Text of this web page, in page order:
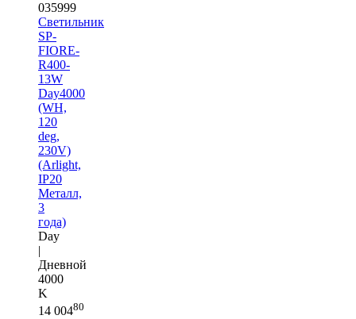
035999
Светильник
SP-
FIORE-
R400-
13W
Day4000
(WH,
120
deg,
230V)
(Arlight,
IP20
Металл,
3
года)
Day
|
Дневной
4000
K
14 00480